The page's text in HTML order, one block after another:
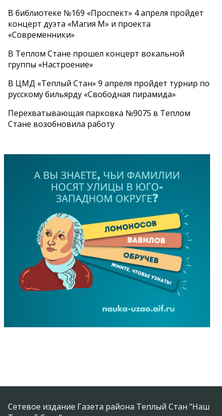
В библиотеке №169 «Проспект» 4 апреля пройдет
концерт дуэта «Магия М» и проекта
«Современники»
В Теплом Стане прошел концерт вокальной
группы «Настроение»
В ЦМД «Теплый Стан» 9 апреля пройдет турнир по
русскому бильярду «Свободная пирамида»
Перехватывающая парковка №9075 в Теплом
Стане возобновила работу
Сетевое издание Газета района Теплый Стан "Наш